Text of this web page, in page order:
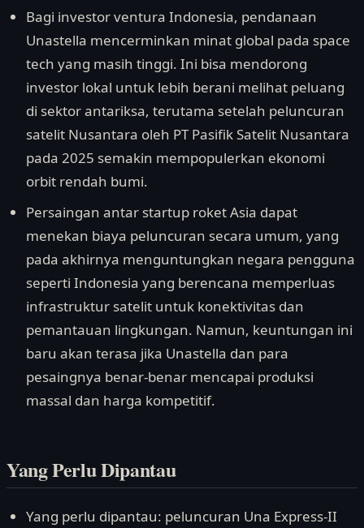
Bagi investor ventura Indonesia, pendanaan
Unastella mencerminkan minat global pada space
tech yang masih tinggi. Ini bisa mendorong
investor lokal untuk lebih berani melihat peluang
di sektor antariksa, terutama setelah peluncuran
satelit Nusantara oleh PT Pasifik Satelit Nusantara
pada 2025 semakin mempopulerkan ekonomi
orbit rendah bumi.
Persaingan antar startup roket Asia dapat
menekan biaya peluncuran secara umum, yang
pada akhirnya menguntungkan negara pengguna
seperti Indonesia yang berencana memperluas
infrastruktur satelit untuk konektivitas dan
pemantauan lingkungan. Namun, keuntungan ini
baru akan terasa jika Unastella dan para
pesaingnya benar-benar mencapai produksi
massal dan harga kompetitif.
Yang Perlu Dipantau
Yang perlu dipantau: peluncuran Una Express-II